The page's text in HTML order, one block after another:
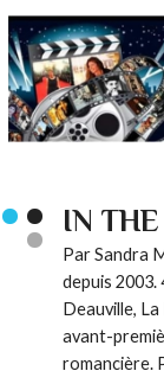
IN
Par Sandra
depuis 2003.
Deauville,
avant-
romancière.